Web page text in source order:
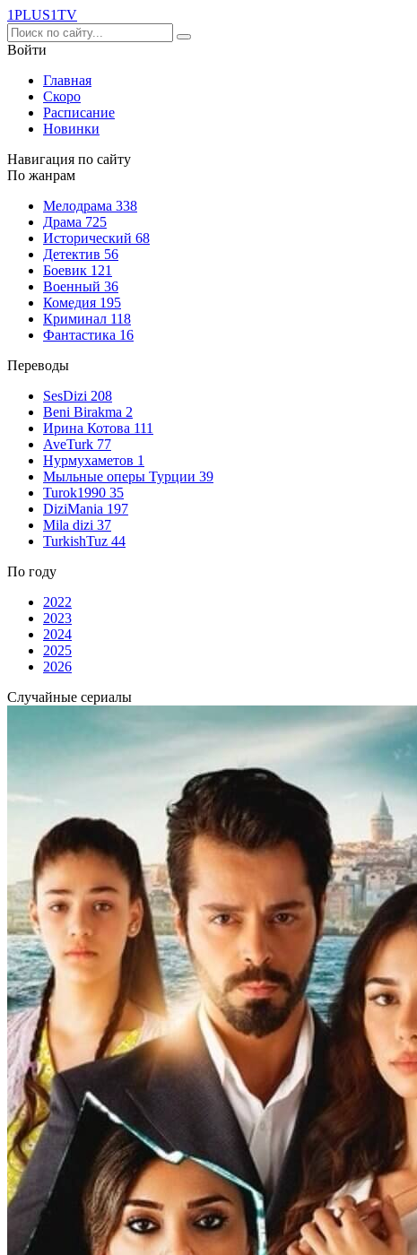
1PLUS1TV
Войти
Главная
Скоро
Расписание
Новинки
Навигация по сайту
По жанрам
Мелодрама 338
Драма 725
Исторический 68
Детектив 56
Боевик 121
Военный 36
Комедия 195
Криминал 118
Фантастика 16
Переводы
SesDizi 208
Beni Birakma 2
Ирина Котова 111
AveTurk 77
Нурмухаметов 1
Мыльные оперы Турции 39
Turok1990 35
DiziMania 197
Mila dizi 37
TurkishTuz 44
По году
2022
2023
2024
2025
2026
Случайные сериалы